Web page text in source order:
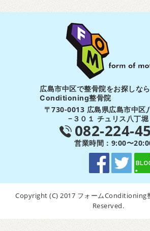
広島市中区で整骨院をお探しな
Conditioning整骨院
〒730-0013 広島県広島市中区
−３０１ チュリス八丁堀
082-224-
営業時間：9:00〜
Copyright (C) 2017 フォームConditioning
Reserved.